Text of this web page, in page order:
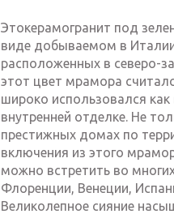
Этокерамогранит под
виде добываемом в
расположенных в северо-
этот цвет мрамора
широко использовался как
внутренней отделке. Не
престижных домах по
включения из этого
можно встретить во
Флоренции, Венеции,
Великолепное сияние